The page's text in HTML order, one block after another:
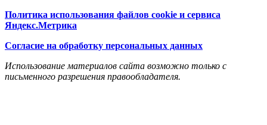
Политика использования файлов cookie и сервиса
Яндекс.Метрика
Согласие на обработку персональных данных
Использование материалов сайта возможно только с
письменного разрешения правообладателя.